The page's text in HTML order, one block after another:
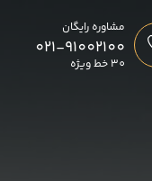
مشاوره رایگان
021-91002100
30 خط ویژه